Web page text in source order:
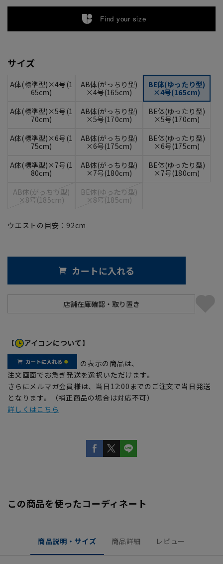
Find your size
サイズ
A体(標準型)×4号(1
65cm)
AB体(がっちり型)
×4号(165cm)
BE体(ゆったり型)
×4号(165cm)
A体(標準型)×5号(1
70cm)
AB体(がっちり型)
×5号(170cm)
BE体(ゆったり型)
×5号(170cm)
A体(標準型)×6号(1
75cm)
AB体(がっちり型)
×6号(175cm)
BE体(ゆったり型)
×6号(175cm)
A体(標準型)×7号(1
80cm)
AB体(がっちり型)
×7号(180cm)
BE体(ゆったり型)
×7号(180cm)
AB体(がっちり型)
×8号(185cm)
BE体(ゆったり型)
×8号(185cm)
ウエストの目安： 92cm
カートに入れる
【 アイコンについて】
の表示の商品は、
注文画面でお急ぎ発送を選択いただけます。
さらにメルマガ会員様は、当日12:00までのご注文で当日発送
となります。（補正商品の場合は対応不可）
詳しくはこちら
この商品を使ったコーディネート
商品説明・サイズ 商品詳細 レビュー